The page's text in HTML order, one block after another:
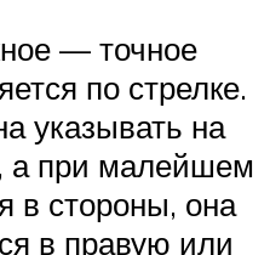
— точное
по стрелке.
указывать на
а при малейшем
в стороны, она
в правую или